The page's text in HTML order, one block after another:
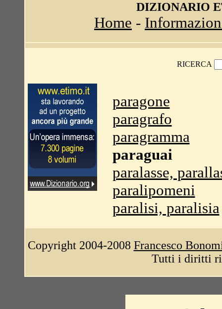
DIZIONARIO
Home -
RICERCA
paragone
paragrafo
paragramma
paraguai
paralasse,
paralipomeni
paralisi, paralisia
Copyright 2004-2008 Francesco
Tutti i diritti